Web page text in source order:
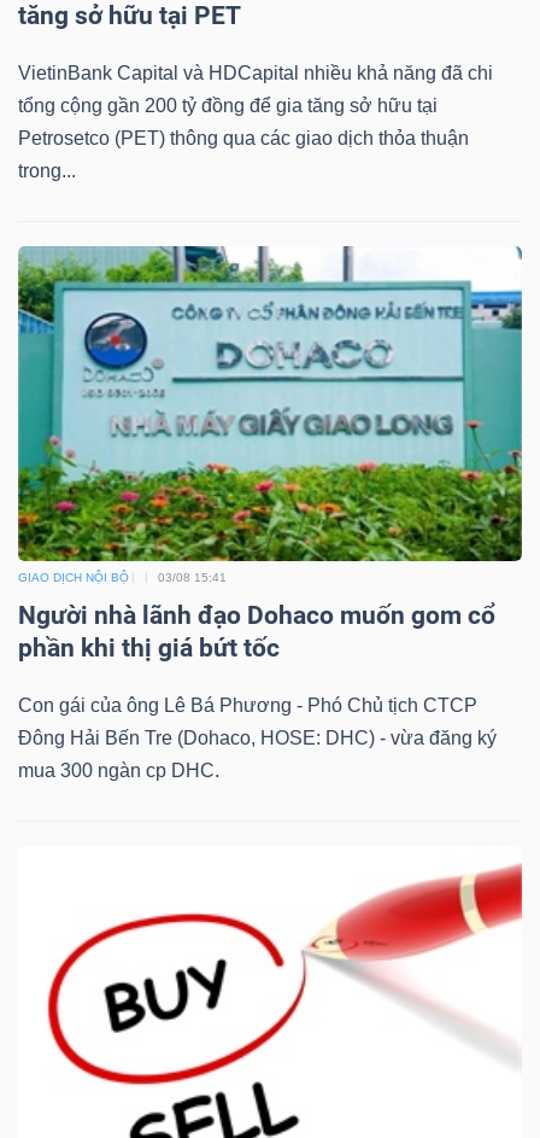
tăng sở hữu tại PET
VietinBank Capital và HDCapital nhiều khả năng đã chi
tổng cộng gần 200 tỷ đồng để gia tăng sở hữu tại
Petrosetco (PET) thông qua các giao dịch thỏa thuận
trong...
GIAO DỊCH NỘI BỘ 03/08 15:41
Người nhà lãnh đạo Dohaco muốn gom cổ
phần khi thị giá bứt tốc
Con gái của ông Lê Bá Phương - Phó Chủ tịch CTCP
Đông Hải Bến Tre (Dohaco, HOSE: DHC) - vừa đăng ký
mua 300 ngàn cp DHC.
đạo
Tất cả Người nội bộ Người liên quan Cổ đông lớn
Tin
Bài
giả
(-)
Báo
cáo
phân
(-)
Thuật